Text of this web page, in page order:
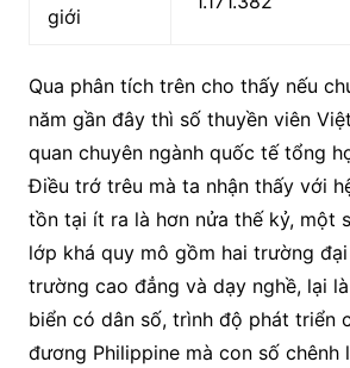
giới
Qua phân tích trên cho thấy nếu
năm gần đây thì số thuyền viên
quan chuyên ngành quốc tế tổng
Điều trớ trêu mà ta nhận thấy với
tồn tại ít ra là hơn nửa thế kỷ, một
lớp khá quy mô gồm hai trường đại
trường cao đẳng và dạy nghề, lại
biển có dân số, trình độ phát triển
đương Philippine mà con số chênh